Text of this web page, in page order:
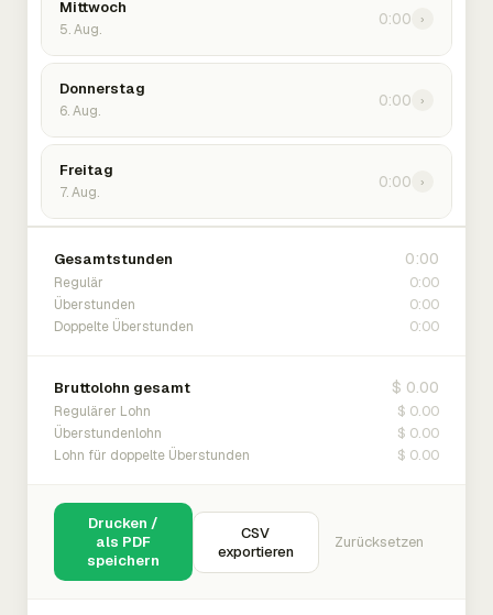
Mittwoch
5. Aug.
0:00 ›
Donnerstag
6. Aug.
0:00 ›
Freitag
7. Aug.
0:00 ›
Gesamtstunden 0:00
Regulär 0:00
Überstunden 0:00
Doppelte Überstunden 0:00
Bruttolohn gesamt $ 0.00
Regulärer Lohn $ 0.00
Überstundenlohn $ 0.00
Lohn für doppelte Überstunden $ 0.00
Drucken /
als PDF
speichern
CSV
exportieren
Zurücksetzen